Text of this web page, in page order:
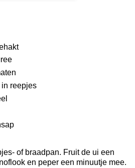
reepjes
of braadpan. Fruit de ui een
en peper een minuutje mee.